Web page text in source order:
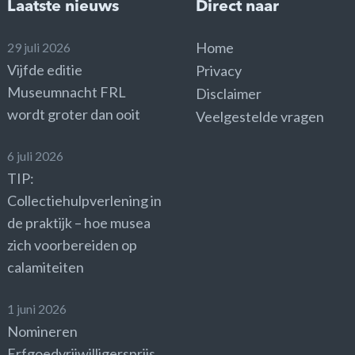
Laatste nieuws
29 juli 2026
Vijfde editie
Museumnacht FRL
wordt groter dan ooit
6 juli 2026
TIP:
Collectiehulpverlening in
de praktijk – hoe musea
zich voorbereiden op
calamiteiten
1 juni 2026
Nomineren
Direct naar
Home
Privacy
Disclaimer
Veelgestelde vragen